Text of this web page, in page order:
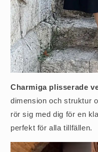
Charmiga plisserade
dimension och struktur
rör sig med dig för en
perfekt för alla tillfällen.